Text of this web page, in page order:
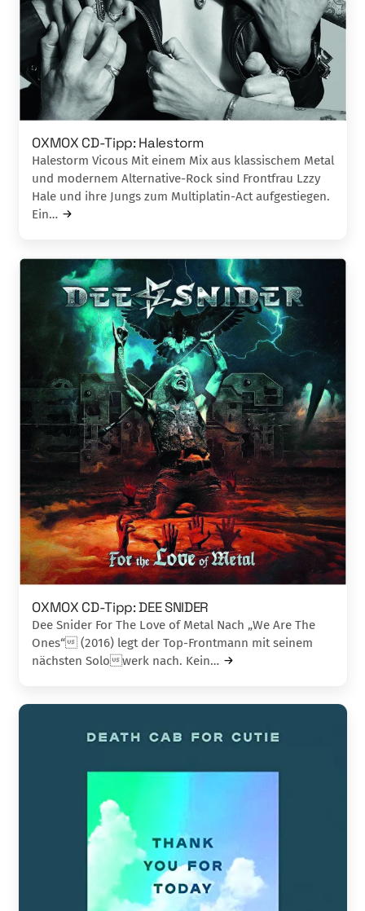
OXMOX CD-Tipp: Halestorm
Halestorm Vicous Mit einem Mix aus klassischem Metal
und modernem Alternative-Rock sind Frontfrau Lzzy
Hale und ihre Jungs zum Multiplatin-Act aufgestiegen.
Ein…
OXMOX CD-Tipp: DEE SNIDER
Dee Snider For The Love of Metal Nach „We Are The
Ones“ (2016) legt der Top-Frontmann mit seinem
nächsten Solowerk nach. Kein…